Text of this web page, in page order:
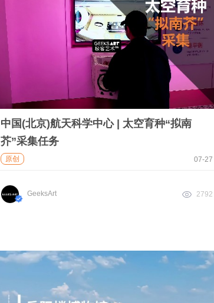
中国(北京)航天科学中心 | 太空育种“拟南
芥”采集任务
原创 07-27
GeeksArt 2792